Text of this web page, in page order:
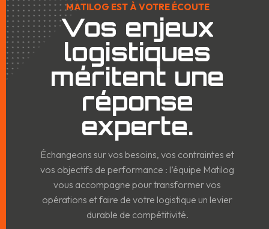
MATILOG EST À VOTRE ÉCOUTE
Vos enjeux
logistiques
méritent une
réponse
experte.
Échangeons sur vos besoins, vos contraintes et
vos objectifs de performance : l’équipe Matilog
vous accompagne pour transformer vos
opérations et faire de votre logistique un levier
durable de compétitivité.